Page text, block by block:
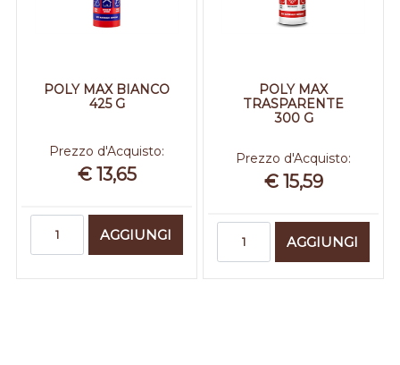
POLY MAX BIANCO
425 G
Prezzo d'Acquisto:
€ 13,65
AGGIUNGI
POLY MAX
TRASPARENTE
300 G
Prezzo d'Acquisto:
€ 15,59
AGGIUNGI